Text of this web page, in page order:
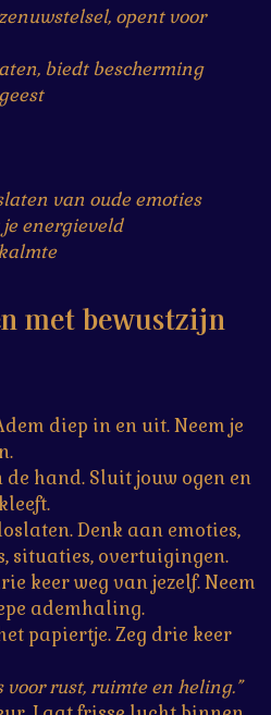
opent voor
biedt bescherming
van oude emoties
energieveld
met bewustzijn
diep in en uit. Neem je
de hand. Sluit jouw ogen en
Denk aan emoties,
situaties, overtuigingen.
keer weg van jezelf. Neem
ademhaling.
papiertje. Zeg drie keer
voor rust, ruimte en heling.”